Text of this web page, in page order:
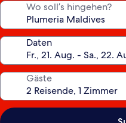
Wo soll’s hingehen?
Daten
Gäste